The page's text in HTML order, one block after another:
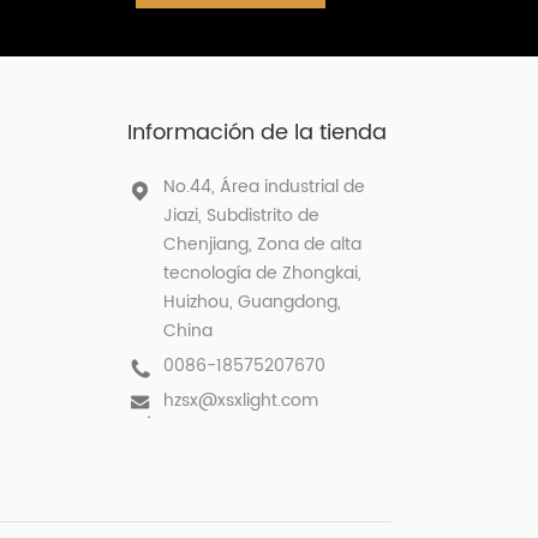
Información de la tienda
No.44, Área industrial de
Jiazi, Subdistrito de
Chenjiang, Zona de alta
tecnología de Zhongkai,
Huizhou, Guangdong,
China
0086-18575207670
hzsx@xsxlight.com